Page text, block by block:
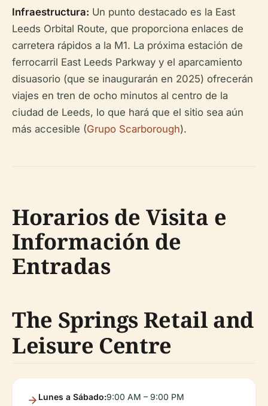
Infraestructura: Un punto destacado es la East
Leeds Orbital Route, que proporciona enlaces de
carretera rápidos a la M1. La próxima estación de
ferrocarril East Leeds Parkway y el aparcamiento
disuasorio (que se inaugurarán en 2025) ofrecerán
viajes en tren de ocho minutos al centro de la
ciudad de Leeds, lo que hará que el sitio sea aún
más accesible (Grupo Scarborough).
Horarios de Visita e
Información de
Entradas
The Springs Retail and
Leisure Centre
Lunes a Sábado:9:00 AM – 9:00 PM